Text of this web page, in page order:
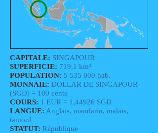
CAPITALE: SINGAPOUR
SUPERFICIE: 719,1 km²
POPULATION: 5 535 000 hab.
MONNAIE: DOLLAR DE SINGAPOUR
(SGD) = 100 cents
COURS: 1 EUR = 1,44926 SGD
LANGUE: Anglais, mandarin, malais,
tamoul
STATUT: République